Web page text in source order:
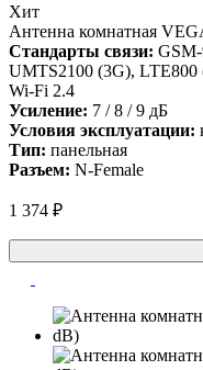
Хит
Антенна комнатная
Стандарты связи:
UMTS2100 (3G),
Wi-Fi 2.4
Усиление: 7 / 8 / 9 дБ
Условия эксплуатации:
Тип: панельная
Разъем: N-Female
1 374 ₽